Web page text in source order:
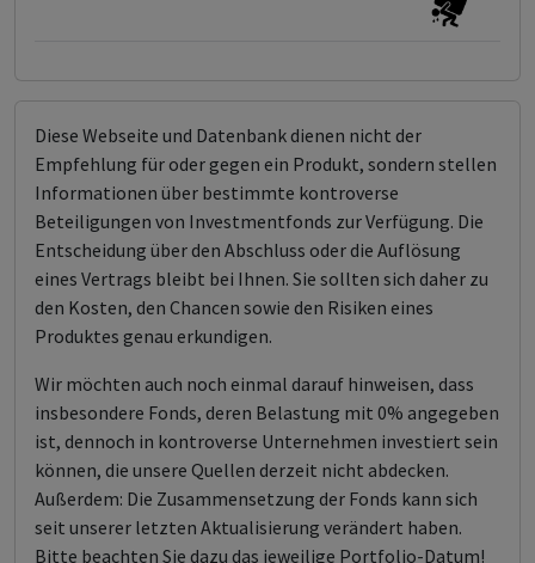
Diese Webseite und Datenbank dienen nicht der
Empfehlung für oder gegen ein Produkt, sondern stellen
Informationen über bestimmte kontroverse
Beteiligungen von Investmentfonds zur Verfügung. Die
Entscheidung über den Abschluss oder die Auflösung
eines Vertrags bleibt bei Ihnen. Sie sollten sich daher zu
den Kosten, den Chancen sowie den Risiken eines
Produktes genau erkundigen.
Wir möchten auch noch einmal darauf hinweisen, dass
insbesondere Fonds, deren Belastung mit 0% angegeben
ist, dennoch in kontroverse Unternehmen investiert sein
können, die unsere Quellen derzeit nicht abdecken.
Außerdem: Die Zusammensetzung der Fonds kann sich
seit unserer letzten Aktualisierung verändert haben.
Bitte beachten Sie dazu das jeweilige Portfolio-Datum!